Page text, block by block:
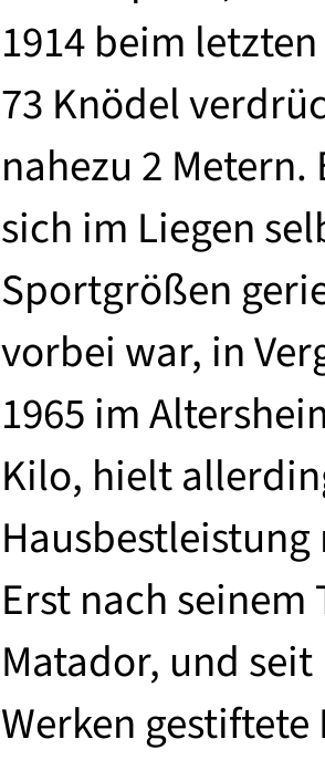
1914 beim
73 Knödel
nahezu 2
sich im Liegen
Sportgrößen
vorbei war, in
1965 im
Kilo, hielt
Erst nach
Matador, und
Werken